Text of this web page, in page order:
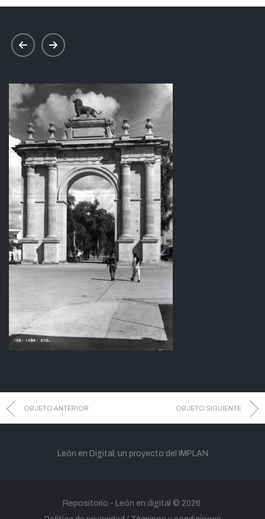
prev next
OBJETO ANTERIOR OBJETO SIGUIENTE
León en Digital, un proyecto del IMPLAN
Repositorio - León en digital © 2026.